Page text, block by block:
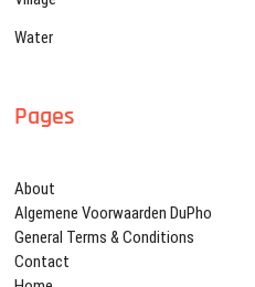
Water
Pages
About
Algemene Voorwaarden DuPho
General Terms & Conditions
Contact